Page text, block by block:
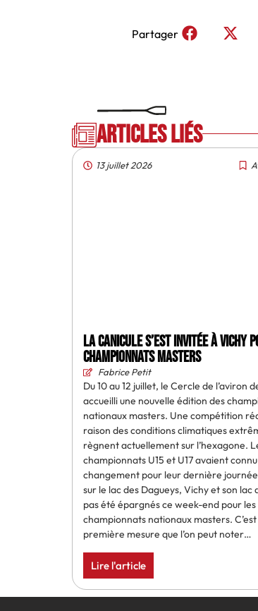
Partager
Articles liés
13 juillet 2026
La canicule s’est invitée à Vichy
championnats masters
Fabrice Petit
Du 10 au 12 juillet, le Cercle de l’aviron
accueilli une nouvelle édition des
nationaux masters. Une compétition
raison des conditions climatiques
règnent actuellement sur l’hexagone.
championnats U15 et U17 avaient
changement pour leur dernière
sur le lac des Dagueys, Vichy et son lac
pas été épargnés ce week-end pour les
championnats nationaux masters.
première mesure que l’on peut noter…
Lire l'article